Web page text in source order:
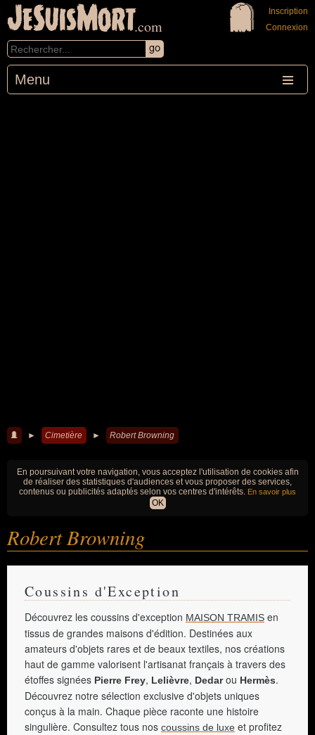
JeSuisMort.com
Menu
Inscription
Connexion
► Cimetière ► Robert Browning
En poursuivant votre navigation, vous acceptez l'utilisation de cookies afin
de réaliser des statistiques d'audiences et vous proposer des services,
contenus ou publicités adaptés selon vos centres d'intérêts. En savoir plus
OK
Robert Browning
Coussins d'Exception
Découvrez les coussins d'exception MAISON TRAMIS en
tissus de grandes maisons d'édition. Destinées aux
amateurs d'objets rares et de beaux textiles, nos créations
haut de gamme valorisent l'artisanat français à travers des
étoffes signées Pierre Frey, Lelièvre, Dedarou Hermès.
Découvrez notre sélection exclusive d'objets uniques
conçus à la main. Chaque pièce raconte une histoire
singulière. Consultez tous nos coussins de luxe et profitez